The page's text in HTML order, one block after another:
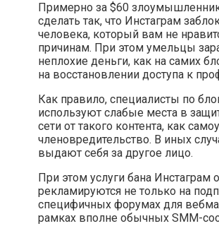
Примерно за $60
сделать так, что Инстаграм
человека, который вам не
причинам. При этом умельцы
неплохие деньги, как на самих
на восстановлении доступа к
Как правило, специалисты по
используют слабые места в
сети от такого контента, как
членовредительство. В иных
выдают себя за другое лицо.
При этом услуги бана Инстаграм
рекламируются не только на
специфичных форумах для
рамках вполне обычных SMM-